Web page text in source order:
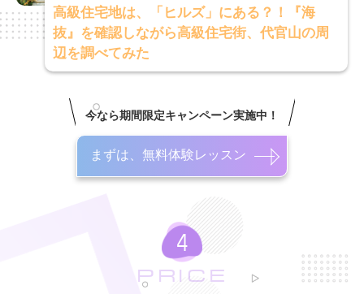
高級住宅地は、「ヒルズ」にある？！『海
抜』を確認しながら高級住宅街、代官山の周
辺を調べてみた
今なら期間限定キャンペーン実施中！
まずは、無料体験レッスン
PRICE